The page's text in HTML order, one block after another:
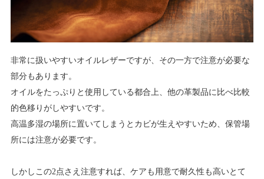
非常に扱いやすいオイルレザーですが、その一方で注意が必要な
部分もあります。
オイルをたっぷりと使用している都合上、他の革製品に比べ比較
的色移りがしやすいです。
高温多湿の場所に置いてしまうとカビが生えやすいため、保管場
所には注意が必要です。
しかしこの2点さえ注意すれば、ケアも用意で耐久性も高いとて